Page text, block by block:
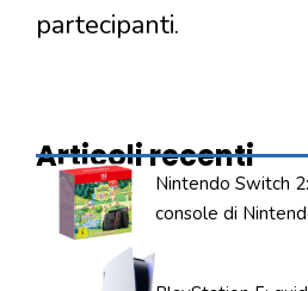
partecipanti.
Articoli recenti
Nintendo Switch
console di